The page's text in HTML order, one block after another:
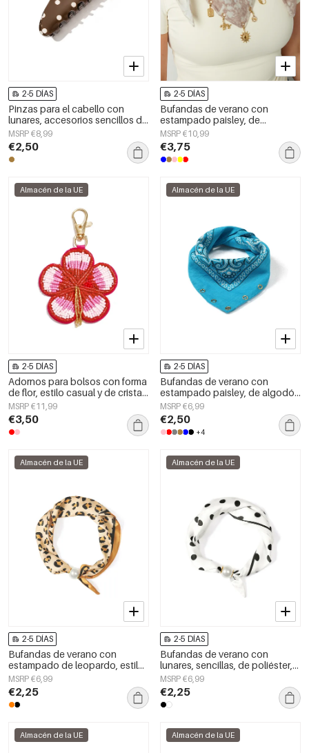
2-5 DÍAS
Pinzas para el cabello con
lunares, accesorios sencillos de
PVC para uso diario
MSRP €8,99
€2,50
2-5 DÍAS
Bufandas de verano con
estampado paisley, de
algodón, ideales para
vacaciones y uso diario.
MSRP €10,99
€3,75
Almacén de la UE
2-5 DÍAS
Adornos para bolsos con forma
de flor, estilo casual y de cristal,
accesorios diarios.
MSRP €11,99
€3,50
Almacén de la UE
2-5 DÍAS
Bufandas de verano con
estampado paisley, de algodón
clásico, accesorios para el día a
día.
MSRP €6,99
€2,50
+4
Almacén de la UE
2-5 DÍAS
Bufandas de verano con
estampado de leopardo, estilo
casual, de poliéster, accesorios
para el día a día.
MSRP €6,99
€2,25
Almacén de la UE
2-5 DÍAS
Bufandas de verano con
lunares, sencillas, de poliéster,
accesorios para el día a día.
MSRP €6,99
€2,25
Almacén de la UE Almacén de la UE